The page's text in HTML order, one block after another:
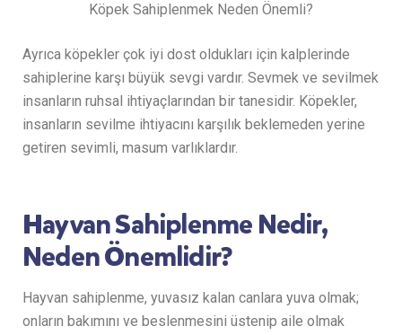
Köpek Sahiplenmek Neden Önemli?
Ayrıca köpekler çok iyi dost oldukları için kalplerinde
sahiplerine karşı büyük sevgi vardır. Sevmek ve sevilmek
insanların ruhsal ihtiyaçlarından bir tanesidir. Köpekler,
insanların sevilme ihtiyacını karşılık beklemeden yerine
getiren sevimli, masum varlıklardır.
Hayvan Sahiplenme Nedir,
Neden Önemlidir?
Hayvan sahiplenme, yuvasız kalan canlara yuva olmak;
onların bakımını ve beslenmesini üstenip aile olmak